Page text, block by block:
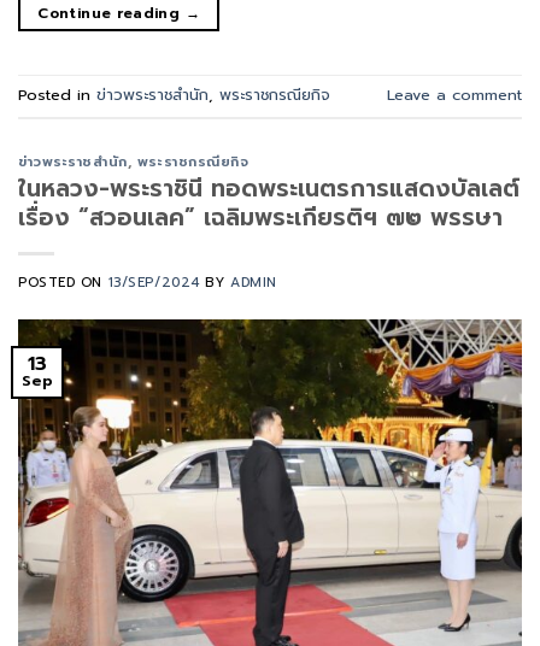
Continue reading →
Posted in ข่าวพระราชสำนัก, พระราชกรณียกิจ Leave a comment
ข่าวพระราชสำนัก, พระราชกรณียกิจ
ในหลวง-พระราชินี ทอดพระเนตรการแสดงบัลเลต์
เรื่อง “สวอนเลค” เฉลิมพระเกียรติฯ ๗๒ พรรษา
POSTED ON 13/SEP/2024BYADMIN
13
Sep